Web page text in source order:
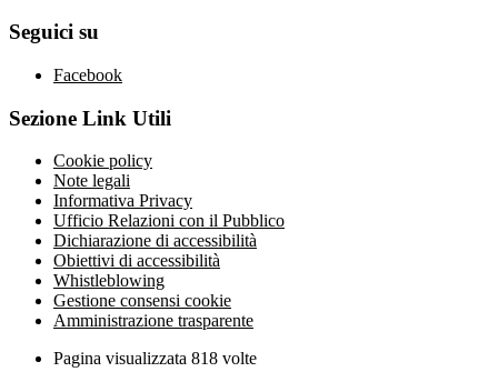
Seguici su
Facebook
Sezione Link Utili
Cookie policy
Note legali
Informativa Privacy
Ufficio Relazioni con il Pubblico
Dichiarazione di accessibilità
Obiettivi di accessibilità
Whistleblowing
Gestione consensi cookie
Amministrazione trasparente
Pagina visualizzata 818 volte